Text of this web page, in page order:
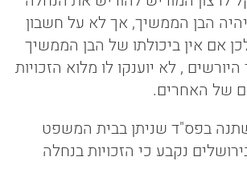
הבן הממשיך, אך לא על חשבון
אם אין ביכולתו של הבן הממשיך
, לא יוענקו לו מלוא הזכויות
של האחרים.
בפס"ד שניתן בבית המשפט
נקבע כי הזכויות בנחלה